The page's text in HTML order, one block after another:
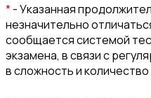
*- Указанная
незначительно
сообщается системой
экзамена, в связи с
в сложность и